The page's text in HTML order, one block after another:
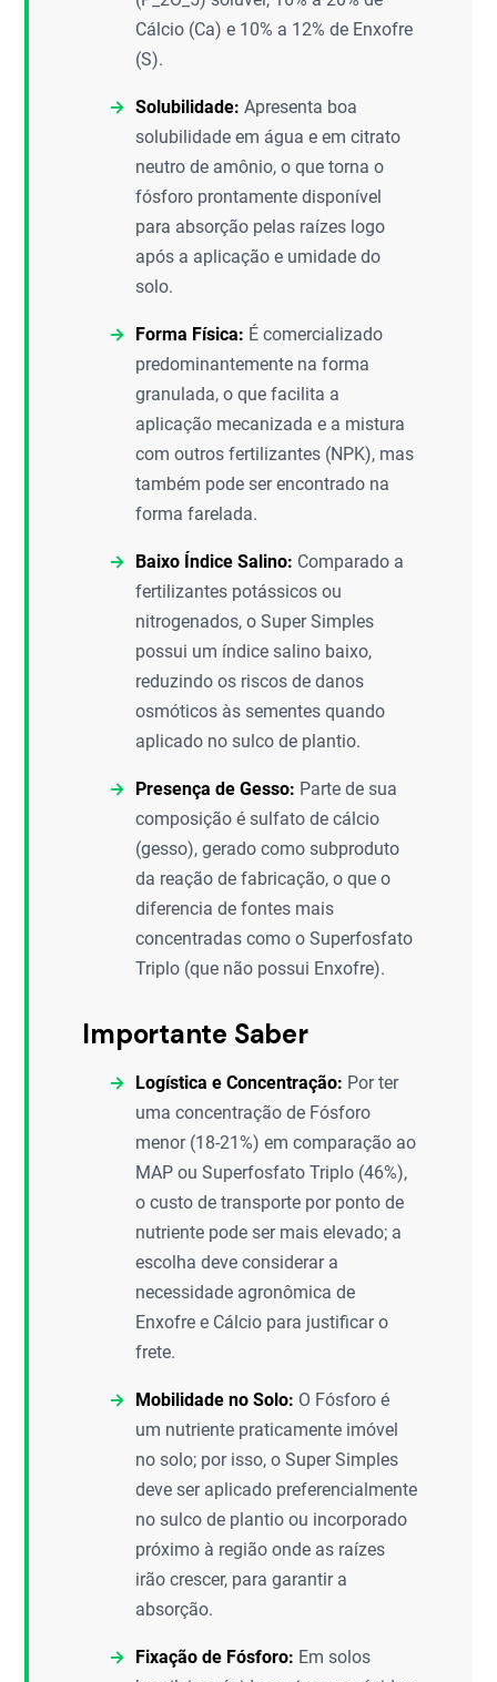
Cálcio (Ca) e 10% a 12% de Enxofre
(S).
Solubilidade: Apresenta boa
solubilidade em água e em citrato
neutro de amônio, o que torna o
fósforo prontamente disponível
para absorção pelas raízes logo
após a aplicação e umidade do
solo.
Forma Física: É comercializado
predominantemente na forma
granulada, o que facilita a
aplicação mecanizada e a mistura
com outros fertilizantes (NPK), mas
também pode ser encontrado na
forma farelada.
Baixo Índice Salino: Comparado a
fertilizantes potássicos ou
nitrogenados, o Super Simples
possui um índice salino baixo,
reduzindo os riscos de danos
osmóticos às sementes quando
aplicado no sulco de plantio.
Presença de Gesso: Parte de sua
composição é sulfato de cálcio
(gesso), gerado como subproduto
da reação de fabricação, o que o
diferencia de fontes mais
concentradas como o Superfosfato
Triplo (que não possui Enxofre).
Importante Saber
Logística e Concentração: Por ter
uma concentração de Fósforo
menor (18-21%) em comparação ao
MAP ou Superfosfato Triplo (46%),
o custo de transporte por ponto de
nutriente pode ser mais elevado; a
escolha deve considerar a
necessidade agronômica de
Enxofre e Cálcio para justificar o
frete.
Mobilidade no Solo: O Fósforo é
um nutriente praticamente imóvel
no solo; por isso, o Super Simples
deve ser aplicado preferencialmente
no sulco de plantio ou incorporado
próximo à região onde as raízes
irão crescer, para garantir a
absorção.
Fixação de Fósforo: Em solos